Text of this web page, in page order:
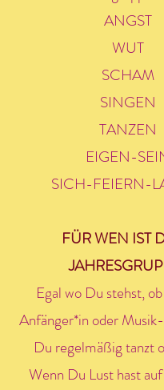
ANGST
WUT
SCHAM
SINGEN
TANZEN
EIGEN-
SICH-FEIERN-
FÜR WEN IST
Egal wo Du stehst,
Anfänger*in oder
Du regelmäßig tanzt
Wenn Du Lust hast